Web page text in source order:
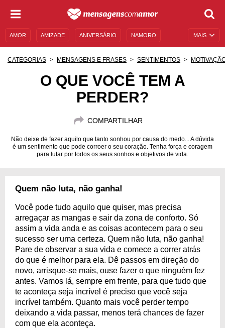
MAIS
AMOR AMIZADE ANIVERSÁRIO NAMORO
DESCULPAS
MENSAGENS DE ANIVERSÁRIO
CATEGORIAS MENSAGENS E FRASES SENTIMENTOS
O QUE VOCÊ TEM A
PERDER?
COMPARTILHAR
Não deixe de fazer aquilo que tanto sonhou por causa do medo... A dúvida
é um sentimento que pode corroer o seu coração. Tenha força e coragem
para lutar por todos os seus sonhos e objetivos de vida.
Quem não luta, não ganha!
Você pode tudo aquilo que quiser, mas precisa
arregaçar as mangas e sair da zona de conforto. Só
assim a vida anda e as coisas acontecem para o seu
sucesso ser uma certeza. Quem não luta, não ganha!
Pare de observar a sua vida e comece a correr atrás
do que é melhor para ela. Dê passos em direção do
novo, arrisque-se mais, ouse fazer o que ninguém fez
antes. Vamos lá, sempre em frente, para que tudo que
te aconteça seja incrível é preciso que você seja
incrível também. Quanto mais você perder tempo
deixando a vida passar, menos terá chances de fazer
com que ela aconteça.